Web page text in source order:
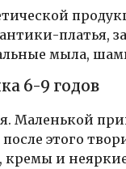
платья,
мыла,
6-9 годов
Маленькой
этого
и